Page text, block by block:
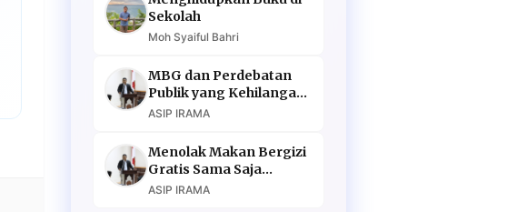
Sekolah
Moh Syaiful Bahri
MBG dan Perdebatan
Publik yang Kehilangan
Argumen
ASIP IRAMA
Menolak Makan Bergizi
Gratis Sama Saja
Menolak Masa Depan
ASIP IRAMA